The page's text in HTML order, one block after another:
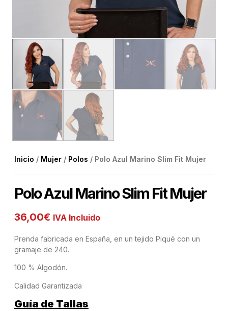
Inicio / Mujer / Polos / Polo Azul Marino Slim Fit Mujer
Polo Azul Marino Slim Fit Mujer
36,00€ IVA Incluido
Prenda fabricada en España, en un tejido Piqué con un
gramaje de 240.
100 % Algodón.
Calidad Garantizada
Guía de Tallas